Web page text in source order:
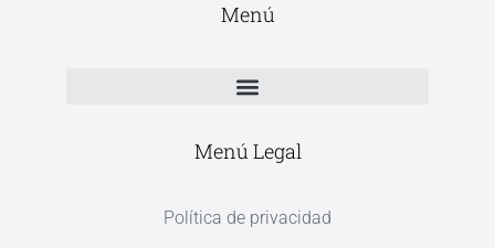
Menú
Menú Legal
Política de privacidad